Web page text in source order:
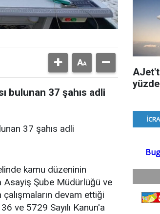
bulunan 37 şahıs adli
37 şahıs adli
kamu düzeninin
Asayiş Şube Müdürlüğü ve
devam ettiği
ve 5729 Sayılı Kanun'a